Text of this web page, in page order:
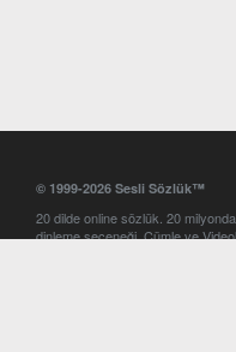
© 1999-2026 Sesli Sözlük™
20 dilde online sözlük. 20
dinleme seçeneği. Cümle ve